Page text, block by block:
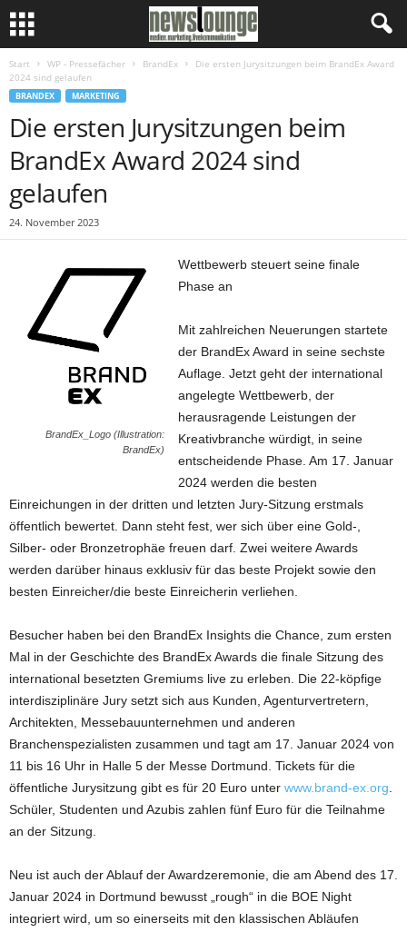
Start WP - Pressefächer BrandEx
Die ersten Jurysitzungen beim BrandEx Award
2024 sind gelaufen
BRANDEX MARKETING
Die ersten Jurysitzungen beim
BrandEx Award 2024 sind
gelaufen
24. November 2023
BrandEx_Logo (Illustration:
BrandEx)
Wettbewerb steuert seine finale
Phase an
Mit zahlreichen Neuerungen startete
der BrandEx Award in seine sechste
Auflage. Jetzt geht der international
angelegte Wettbewerb, der
herausragende Leistungen der
Kreativbranche würdigt, in seine
entscheidende Phase. Am 17. Januar
2024 werden die besten
Einreichungen in der dritten und letzten Jury-Sitzung erstmals
öffentlich bewertet. Dann steht fest, wer sich über eine Gold-,
Silber- oder Bronzetrophäe freuen darf. Zwei weitere Awards
werden darüber hinaus exklusiv für das beste Projekt sowie den
besten Einreicher/die beste Einreicherin verliehen.
Besucher haben bei den BrandEx Insights die Chance, zum ersten
Mal in der Geschichte des BrandEx Awards die finale Sitzung des
international besetzten Gremiums live zu erleben. Die 22-köpfige
interdisziplinäre Jury setzt sich aus Kunden, Agenturvertretern,
Architekten, Messebauunternehmen und anderen
Branchenspezialisten zusammen und tagt am 17. Januar 2024 von
11 bis 16 Uhr in Halle 5 der Messe Dortmund. Tickets für die
öffentliche Jurysitzung gibt es für 20 Euro unter www.brand-ex.org
Schüler, Studenten und Azubis zahlen fünf Euro für die Teilnahme
an der Sitzung.
Neu ist auch der Ablauf der Awardzeremonie, die am Abend des 17.
Januar 2024 in Dortmund bewusst „rough“ in die BOE Night
integriert wird, um so einerseits mit den klassischen Abläufen